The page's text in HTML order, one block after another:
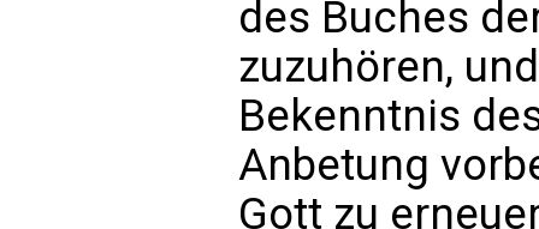
des Buches
zuzuhören,
Bekenntnis
Anbetung
Gott zu